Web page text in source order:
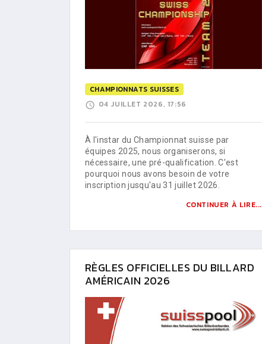
CHAMPIONNATS SUISSES
04 JUILLET 2026, 17:56
À l'instar du Championnat suisse par
équipes 2025, nous organiserons, si
nécessaire, une pré-qualification. C'est
pourquoi nous avons besoin de votre
inscription jusqu'au 31 juillet 2026.
CONTINUER À LIRE...
RÈGLES OFFICIELLES DU BILLARD
AMÉRICAIN 2026